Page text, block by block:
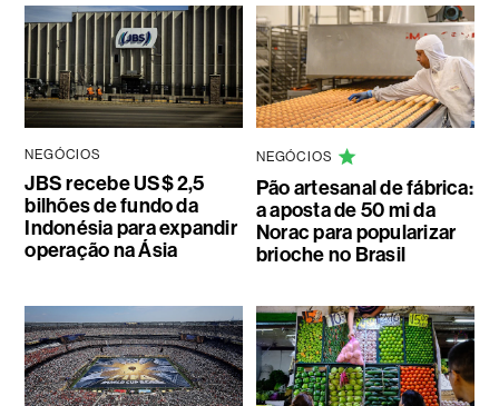
NEGÓCIOS
JBS recebe US$ 2,5
bilhões de fundo da
Indonésia para expandir
operação na Ásia
NEGÓCIOS
Pão artesanal de fábrica:
a aposta de 50 mi da
Norac para popularizar
brioche no Brasil